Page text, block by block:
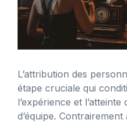
L’attribution des
étape cruciale qui
l’expérience et
d’équipe.